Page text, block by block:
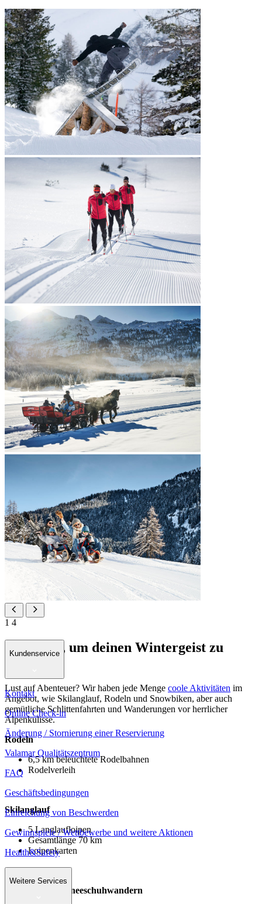
1 4
Der Platz, um deinen Wintergeist zu
Lust auf Abenteuer? Wir haben jede Menge coole Aktivitäten im
Angebot, wie Skilanglauf, Rodeln und Snowbiken, aber auch
gemütliche Schlittenfahrten und Wanderungen vor herrlicher
Alpenkulisse.
Rodeln
6,5 km beleuchtete Rodelbahnen
Rodelverleih
Skilanglauf
5 Langlaufloipen
Gesamtlänge 70 km
Loipenkarten
Winter- und Schneeschuhwandern
Kundenservice
Kontakt
Online Check-in
Änderung / Stornierung einer Reservierung
Valamar Qualitätszentrum
FAQ
Geschäftsbedingungen
Einreichung von Beschwerden
Gewinnspiele / Wettbewerbe und weitere Aktionen
Health&Safety
Weitere Services